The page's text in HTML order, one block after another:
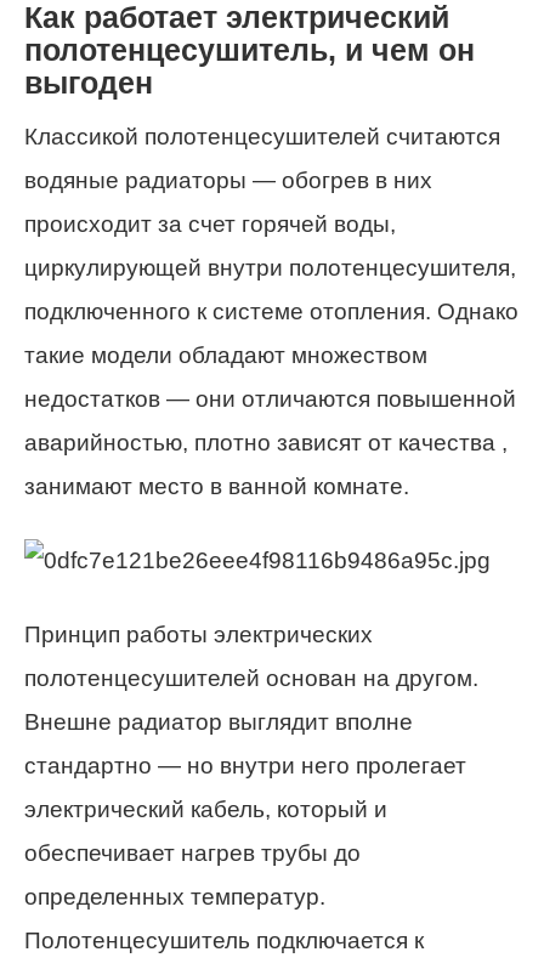
Как работает электрический
полотенцесушитель, и чем он
выгоден
Классикой полотенцесушителей считаются
водяные радиаторы — обогрев в них
происходит за счет горячей воды,
циркулирующей внутри полотенцесушителя,
подключенного к системе отопления. Однако
такие модели обладают множеством
недостатков — они отличаются повышенной
аварийностью, плотно зависят от качества ,
занимают место в ванной комнате.
Принцип работы электрических
полотенцесушителей основан на другом.
Внешне радиатор выглядит вполне
стандартно — но внутри него пролегает
электрический кабель, который и
обеспечивает нагрев трубы до
определенных температур.
Полотенцесушитель подключается к